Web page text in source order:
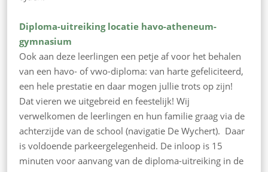
Diploma-uitreiking locatie havo-atheneum-
gymnasium
Ook aan deze leerlingen een petje af voor het behalen
van een havo- of vwo-diploma: van harte gefeliciteerd,
een hele prestatie en daar mogen jullie trots op zijn!
Dat vieren we uitgebreid en feestelijk! Wij
verwelkomen de leerlingen en hun familie graag via de
achterzijde van de school (navigatie De Wychert). Daar
is voldoende parkeergelegenheid. De inloop is 15
minuten voor aanvang van de diploma-uitreiking in de